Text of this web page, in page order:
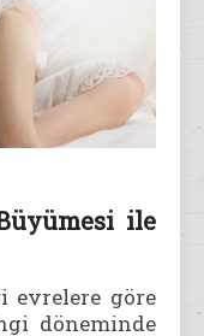
ile
evrelere göre
döneminde